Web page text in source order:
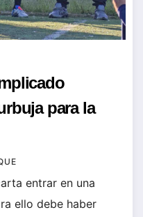
para la
entrar en una
ello debe haber